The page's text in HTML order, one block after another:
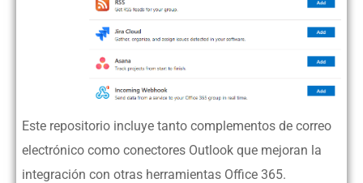
Este repositorio incluye tanto complementos de correo
electrónico como conectores Outlook que mejoran la
integración con otras herramientas Office 365.